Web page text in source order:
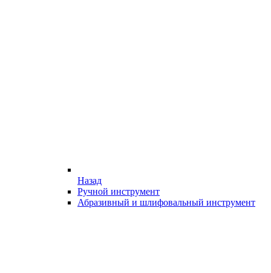
Назад
Ручной инструмент
Абразивный и шлифовальный инструмент